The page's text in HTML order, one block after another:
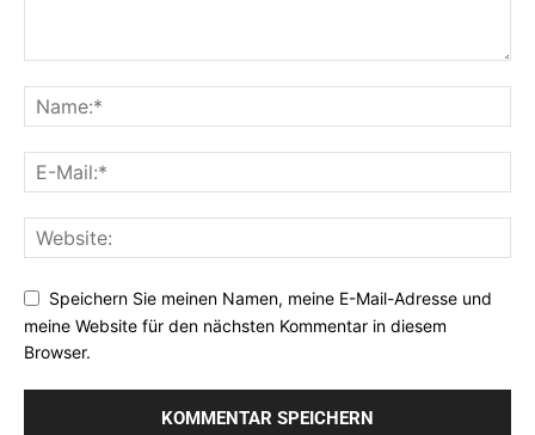
Speichern Sie meinen Namen, meine E-Mail-Adresse und
meine Website für den nächsten Kommentar in diesem
Browser.